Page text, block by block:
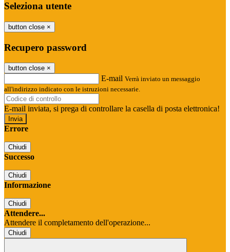
Seleziona utente
button close ×
Recupero password
button close ×
E-mail Verrà inviato un messaggio
all'indirizzo indicato con le istruzioni necessarie.
E-mail inviata, si prega di controllare la casella di posta elettronica!
Errore
Chiudi
Successo
Chiudi
Informazione
Chiudi
Attendere...
Attendere il completamento dell'operazione...
Chiudi